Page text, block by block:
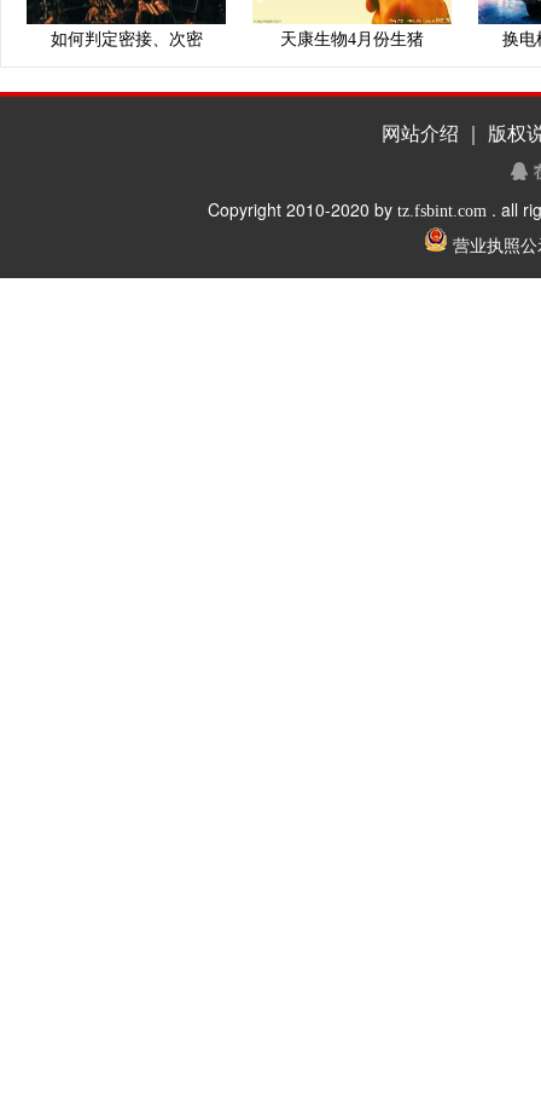
如何判定密接、次密 天康生物4月份生猪 换电
网站介绍 ｜ 版权
Copyright 2010-2020 by tz.fsbint.com. all
营业执照